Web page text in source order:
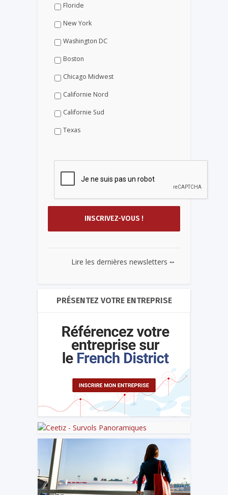
Floride
New York
Washington DC
Boston
Chicago Midwest
Californie Nord
Californie Sud
Texas
Lire les dernières newsletters ...
PRÉSENTEZ VOTRE ENTREPRISE